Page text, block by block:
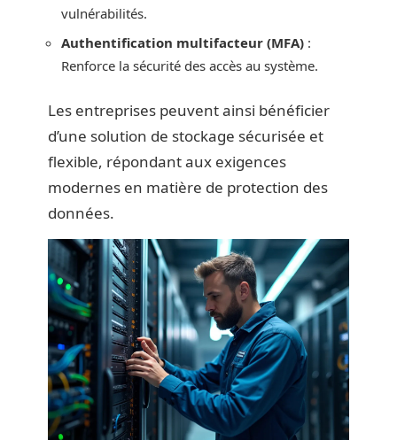
vulnérabilités.
Authentification multifacteur (MFA) :
Renforce la sécurité des accès au système.
Les entreprises peuvent ainsi bénéficier
d’une solution de stockage sécurisée et
flexible, répondant aux exigences
modernes en matière de protection des
données.